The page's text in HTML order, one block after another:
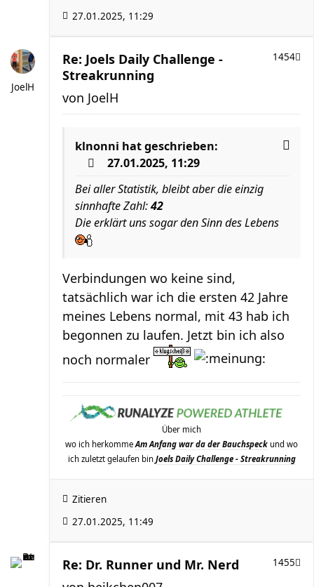
27.01.2025, 11:29
JoelH
Re: Joels Daily Challenge -
Streakrunning
1454
von JoelH
klnonni hat geschrieben:
27.01.2025, 11:29
Bei aller Statistik, bleibt aber die einzig
sinnhafte Zahl:42
Die erklärt uns sogar den Sinn des Lebens
Verbindungen wo keine sind,
tatsächlich war ich die ersten 42 Jahre
meines Lebens normal, mit 43 hab ich
begonnen zu laufen. Jetzt bin ich also
noch normaler
Über mich
wo ich herkomme Am Anfang war da der Bauchspeck und wo
ich zuletzt gelaufen bin Joels Daily Challenge - Streakrunning
Zitieren
27.01.2025, 11:49
Re: Dr. Runner und Mr. Nerd 1455